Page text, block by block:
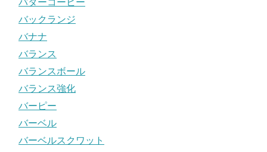
バターコーヒー
バックランジ
バナナ
バランス
バランスボール
バランス強化
バーピー
バーベル
バーベルスクワット